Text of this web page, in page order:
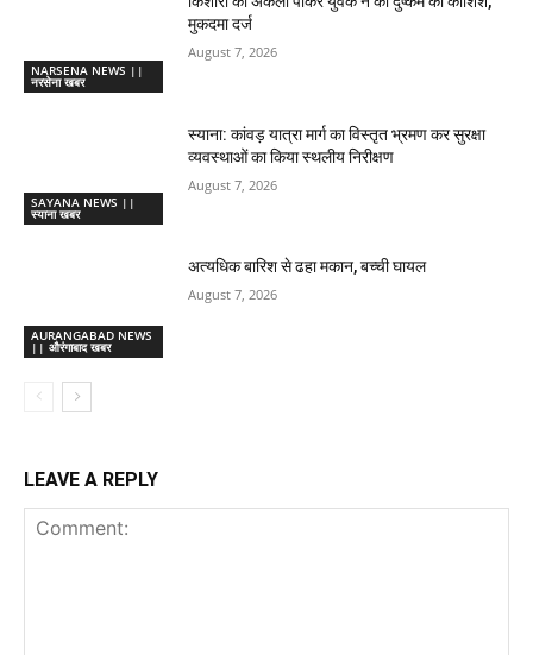
NARSENA NEWS ||
नरसेना खबर
मुकदमा दर्ज
August 7, 2026
SAYANA NEWS ||
स्याना खबर
स्याना: कांवड़ यात्रा मार्ग का विस्तृत भ्रमण कर सुरक्षा
व्यवस्थाओं का किया स्थलीय निरीक्षण
August 7, 2026
AURANGABAD NEWS
|| औरंगाबाद खबर
अत्यधिक बारिश से ढहा मकान, बच्ची घायल
August 7, 2026
LEAVE A REPLY